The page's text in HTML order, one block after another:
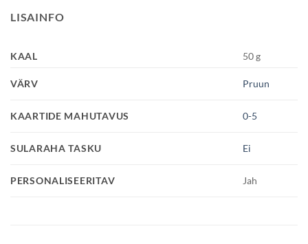
LISAINFO
KAAL 50 g
VÄRV Pruun
KAARTIDE MAHUTAVUS 0-5
SULARAHA TASKU Ei
PERSONALISEERITAV Jah